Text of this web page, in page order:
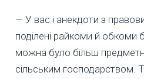
— У вас і анекдоти з
поділені райкоми й обкоми
можна було більш
сільським господарством.